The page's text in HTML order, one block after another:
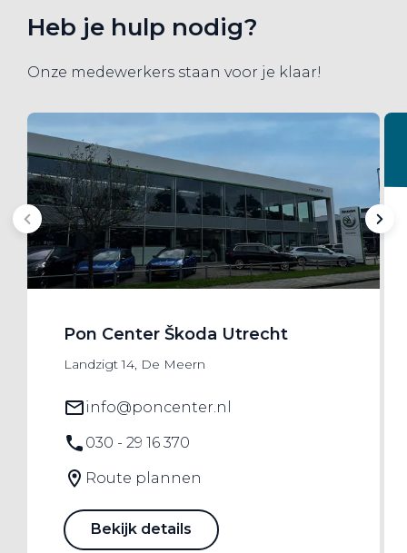
Heb je hulp nodig?
Onze medewerkers staan voor je klaar!
Pon Center Škoda Utrecht
Landzigt 14, De Meern
info@poncenter.nl
030 - 29 16 370
Route plannen
Bekijk details